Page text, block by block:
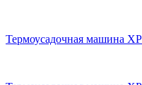
Термоусадочная машина